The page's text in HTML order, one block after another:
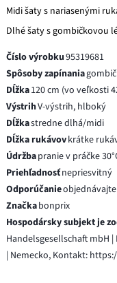
Midi šaty s nariasenými
Dlhé šaty s gombičkovou
Číslo výrobku95319681
Spôsoby zapínania
Dĺžka120 cm (vo veľkosti
VýstrihV-výstrih, hlboký
Dĺžkastredne dlhá/midi
Dĺžka rukávovkrátke
Údržbapranie v práčke
Priehľadnosťnepriesvitný
Odporúčanie
Značkabonprix
Hospodársky subjekt je
Handelsgesellschaft mbH
| Nemecko, Kontakt: